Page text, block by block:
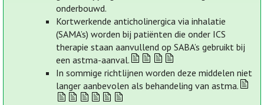
onderbouwd.
Kortwerkende anticholinergica via inhalatie
(SAMA’s) worden bij patiënten die onder ICS
therapie staan aanvullend op SABA’s gebruikt bij
een astma-aanval.
In sommige richtlijnen worden deze middelen niet
langer aanbevolen als behandeling van astma.